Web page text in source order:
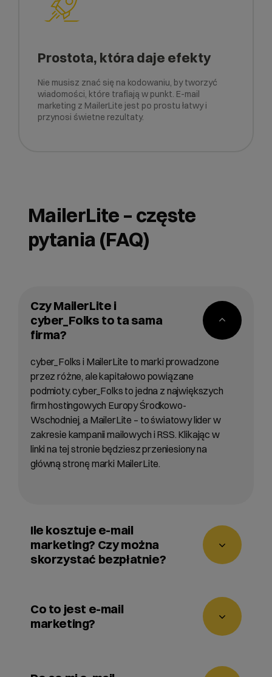
Prostota, która daje efekty
Nie musisz znać się na kodowaniu, by tworzyć
wiadomości, które trafiają w punkt. E-mail
marketing z MailerLite jest po prostu łatwy i
przynosi świetne rezultaty.
MailerLite – częste
pytania (FAQ)
Czy MailerLite i
cyber_Folks to ta sama
firma?
cyber_Folks i MailerLite to marki prowadzone
przez różne, ale kapitałowo powiązane
podmioty. cyber_Folks to jedna z największych
firm hostingowych Europy Środkowo-
Wschodniej, a MailerLite – to światowy lider w
zakresie kampanii mailowych i RSS. Klikając w
linki na tej stronie będziesz przeniesiony na
główną stronę marki MailerLite.
Ile kosztuje e-mail
marketing? Czy można
skorzystać bezpłatnie?
Większe bazy wymagają opłat zgodnie z
cennikiem MailerLite:
Co to jest e-mail
marketing?